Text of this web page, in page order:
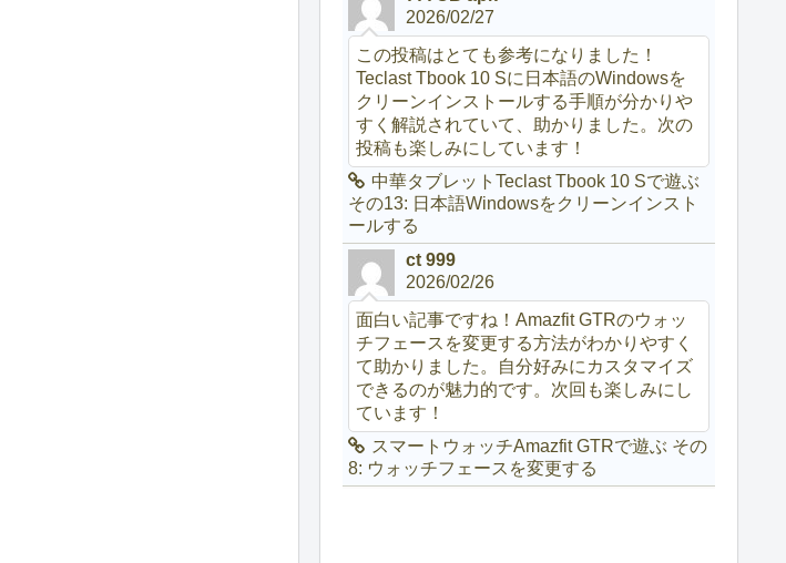
2026/02/27
この投稿はとても参考になりました！
Teclast Tbook 10 Sに日本語のWindowsを
クリーンインストールする手順が分かりや
すく解説されていて、助かりました。次の
投稿も楽しみにしています！
中華タブレットTeclast Tbook 10 Sで遊ぶ
その13: 日本語Windowsをクリーンインスト
ールする
ct 999
2026/02/26
面白い記事ですね！Amazfit GTRのウォッ
チフェースを変更する方法がわかりやすく
て助かりました。自分好みにカスタマイズ
できるのが魅力的です。次回も楽しみにし
ています！
スマートウォッチAmazfit GTRで遊ぶ その
8: ウォッチフェースを変更する